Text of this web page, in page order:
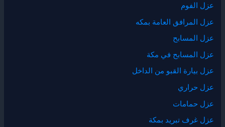
عزل الفوم
عزل المرافق العامة بمكه
عزل المسابح
عزل المسابح في مكة
عزل بيارة القبو من الداخل
عزل حراري
عزل حمامات
عزل غرف تبريد بمكة